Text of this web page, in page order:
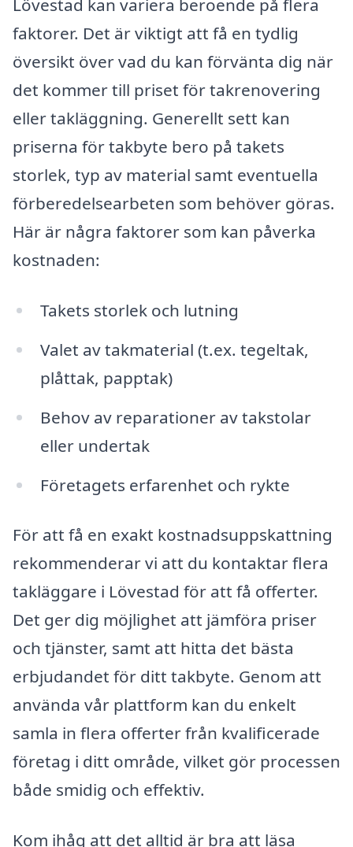
Lövestad kan variera beroende på flera
faktorer. Det är viktigt att få en tydlig
översikt över vad du kan förvänta dig när
det kommer till priset för takrenovering
eller takläggning. Generellt sett kan
priserna för takbyte bero på takets
storlek, typ av material samt eventuella
förberedelsearbeten som behöver göras.
Här är några faktorer som kan påverka
kostnaden:
Takets storlek och lutning
Valet av takmaterial (t.ex. tegeltak,
plåttak, papptak)
Behov av reparationer av takstolar
eller undertak
Företagets erfarenhet och rykte
För att få en exakt kostnadsuppskattning
rekommenderar vi att du kontaktar flera
takläggare i Lövestad för att få offerter.
Det ger dig möjlighet att jämföra priser
och tjänster, samt att hitta det bästa
erbjudandet för ditt takbyte. Genom att
använda vår plattform kan du enkelt
samla in flera offerter från kvalificerade
företag i ditt område, vilket gör processen
både smidig och effektiv.
Kom ihåg att det alltid är bra att läsa